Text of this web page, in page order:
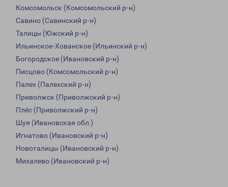
Комсомольск (Комсомольский р-н)
Савино (Савинский р-н)
Талицы (Южский р-н)
Ильинское-Хованское (Ильинский р-н)
Богородское (Ивановский р-н)
Писцово (Комсомольский р-н)
Палех (Палехский р-н)
Приволжск (Приволжский р-н)
Плёс (Приволжский р-н)
Шуя (Ивановская обл.)
Игнатово (Ивановский р-н)
Новоталицы (Ивановский р-н)
Михалево (Ивановский р-н)